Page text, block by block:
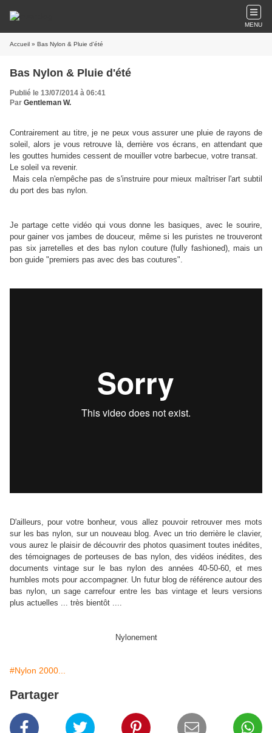
MENU
Accueil » Bas Nylon & Pluie d'été
Bas Nylon & Pluie d'été
Publié le 13/07/2014 à 06:41
Par Gentleman W.
Contrairement au titre, je ne peux vous assurer une pluie de rayons de
soleil, alors je vous retrouve là, derrière vos écrans, en attendant que
les gouttes humides cessent de mouiller votre barbecue, votre transat.
Le soleil va revenir.
Mais cela n'empêche pas de s'instruire pour mieux maîtriser l'art subtil
du port des bas nylon.
Je partage cette vidéo qui vous donne les basiques, avec le sourire,
pour gainer vos jambes de douceur, même si les puristes ne trouveront
pas six jarretelles et des bas nylon couture (fully fashioned), mais un
bon guide "premiers pas avec des bas coutures".
D'ailleurs, pour votre bonheur, vous allez pouvoir retrouver mes mots
sur les bas nylon, sur un nouveau blog. Avec un trio derrière le clavier,
vous aurez le plaisir de découvrir des photos quasiment toutes inédites,
des témoignages de porteuses de bas nylon, des vidéos inédites, des
documents vintage sur le bas nylon des années 40-50-60, et mes
humbles mots pour accompagner. Un futur blog de référence autour des
bas nylon, un sage carrefour entre les bas vintage et leurs versions
plus actuelles ... très bientôt ....
Nylonement
#Nylon 2000...
Partager